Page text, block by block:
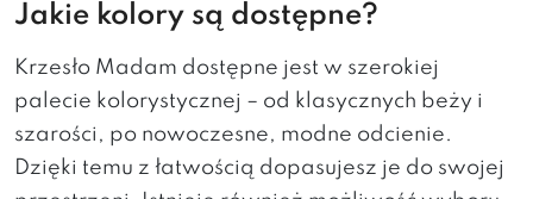
Jakie kolory są dostępne?
Krzesło Madam dostępne jest w szerokiej
palecie kolorystycznej – od klasycznych beży i
szarości, po nowoczesne, modne odcienie.
Dzięki temu z łatwością dopasujesz je do swojej